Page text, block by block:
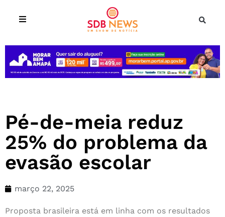
Pé-de-meia reduz
25% do problema da
evasão escolar
março 22, 2025
Proposta brasileira está em linha com os resultados